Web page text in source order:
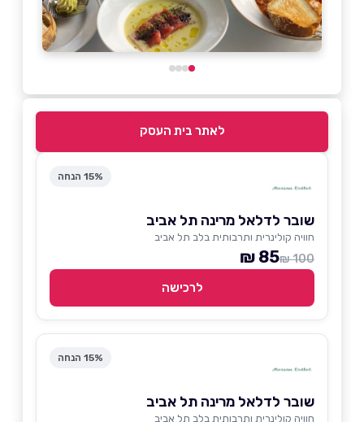
לאתר בית העסק
15% הנחה
שובר לדלאל מרינה תל אביב
חוויה קולינרית ותרבותית בלב תל אביב
100 ₪
85 ₪
לרכישה
15% הנחה
שובר לדלאל מרינה תל אביב
חוויה קולינרית ותרבותית בלב תל אביב